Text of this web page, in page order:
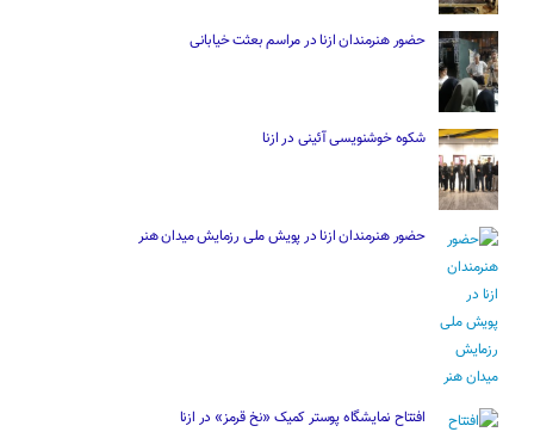
حضور هنرمندان ازنا در مراسم بعثت خیابانی
شکوه خوشنویسی آئینی در ازنا
حضور هنرمندان ازنا در پویش ملی رزمایش میدان هنر
افتتاح نمایشگاه پوستر کمیک «نخ قرمز» در ازنا